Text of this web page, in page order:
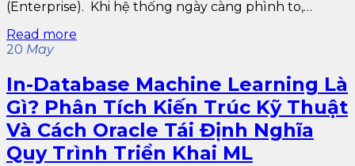
(Enterprise). Khi hệ thống ngày càng phình to,…
Read more
20 May
In-Database Machine Learning Là
Gì? Phân Tích Kiến Trúc Kỹ Thuật
Và Cách Oracle Tái Định Nghĩa
Quy Trình Triển Khai ML